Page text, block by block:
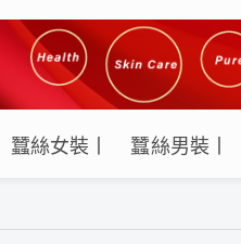
蠶絲女裝丨 蠶絲男裝丨